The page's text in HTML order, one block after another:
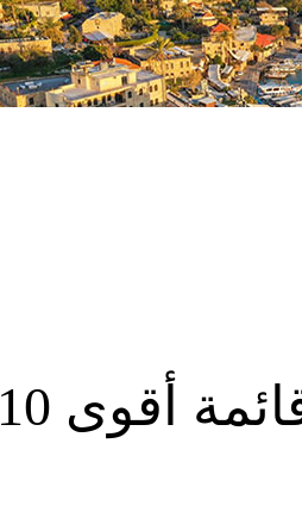
فيديوغرافيك.. مصر تخرج من قائمة أقوى 10